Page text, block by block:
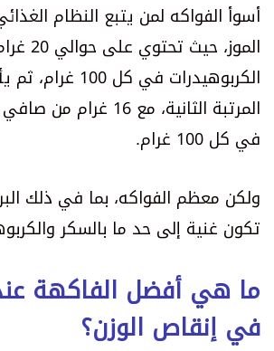
أسوأ الفواكه لمن يتبع النظام
الموز،
الكربوهيدرات في
المرتبة الثانية، مع 16
في كل 100 غرام.
ولكن معظم الفواكه، بما في ذلك
تكون غنية إلى حد ما بالسكر
ما هي أفضل الفاكهة
في إنقاص الوزن؟